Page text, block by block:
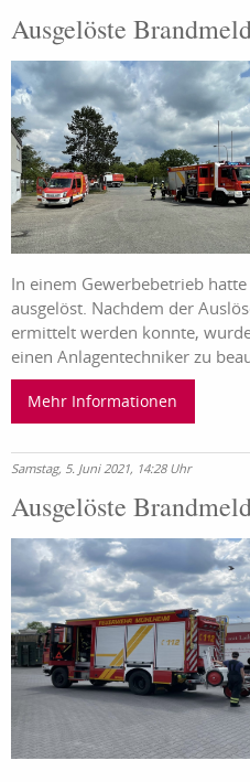
Ausgelöste
In einem Gewerbebetrieb
ausgelöst. Nachdem der
ermittelt werden konnte,
einen Anlagentechniker zu
Mehr Informationen
Samstag, 5. Juni 2021, 14:28 Uhr
Ausgelöste